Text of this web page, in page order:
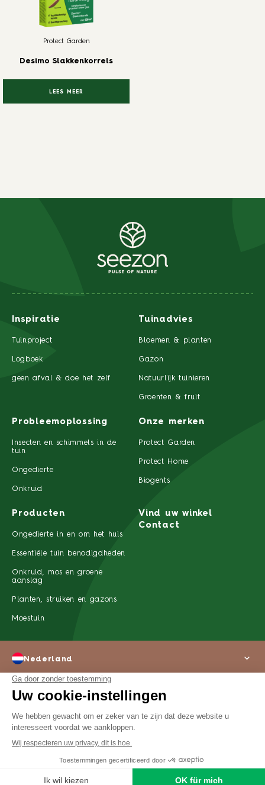
Zoek Zoek een winkel
Protect Garden
Desimo Slakkenkorrels
LEES MEER
Inspiratie
Tuinproject
Logboek
geen afval & doe het zelf
Tuinadvies
Bloemen & planten
Gazon
Natuurlijk tuinieren
Groenten & fruit
Probleemoplossing
Insecten en schimmels in de
tuin
Ongedierte
Onkruid
Onze merken
Protect Garden
Protect Home
Biogents
Producten
Ongedierte in en om het huis
Essentiële tuin benodigdheden
Onkruid, mos en groene
aanslag
Planten, struiken en gazons
Moestuin
Vind uw winkel
Contact
Over ons Wettelijke kennisgeving Privacyverklaring
©2022 SBM Life Science Alle rechten voorbehouden
Nederland